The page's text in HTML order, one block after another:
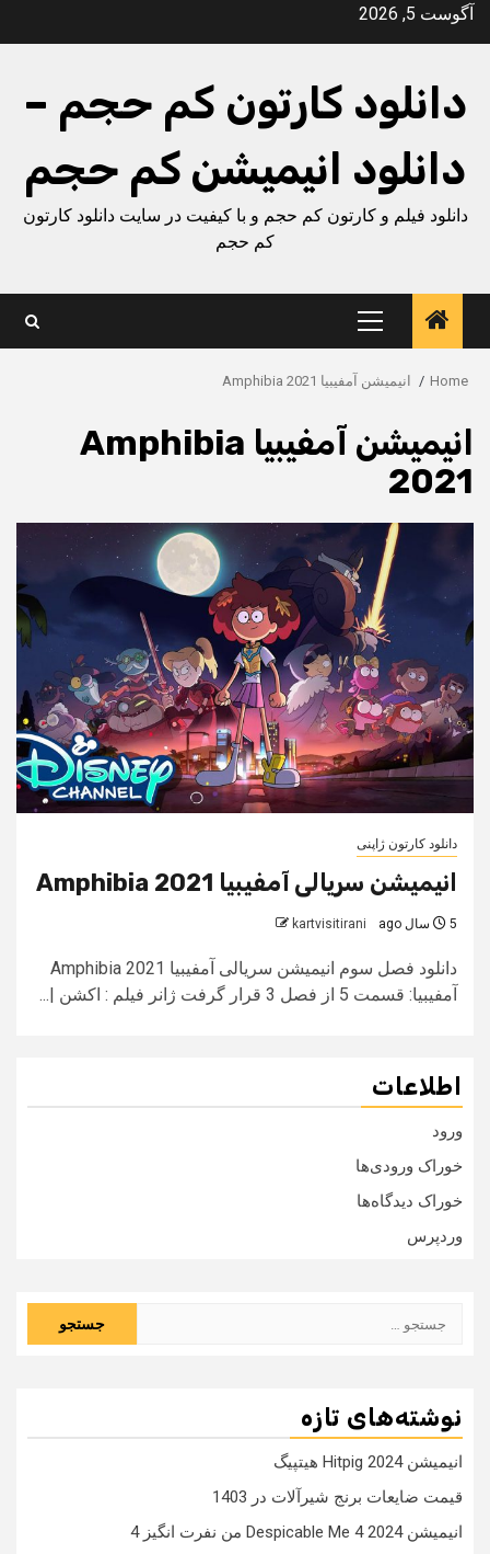
Skipآگوست 5, 2026
دانلود کارتون کم حجم –
دانلود انیمیشن کم حجم
دانلود فیلم و کارتون کم حجم و با کیفیت در سایت دانلود کارتون
کم حجم
Primary
Menu
Home انیمیشن آمفیبیا Amphibia 2021
انیمیشن آمفیبیا Amphibia
2021
دانلود کارتون ژاپنی
انیمیشن سریالی آمفیبیا Amphibia 2021
5 سال ago kartvisitirani
دانلود فصل سوم انیمیشن سریالی آمفیبیا Amphibia 2021
آمفیبیا: قسمت 5 از فصل 3 قرار گرفت ژانر فیلم : اکشن |...
اطلاعات
ورود
خوراک ورودی‌ها
خوراک دیدگاه‌ها
وردپرس
نوشته‌های تازه
انیمیشن Hitpig 2024 هیتپیگ
قیمت ضایعات برنج شیرآلات در 1403
انیمیشن Despicable Me 4 2024 من نفرت انگیز 4